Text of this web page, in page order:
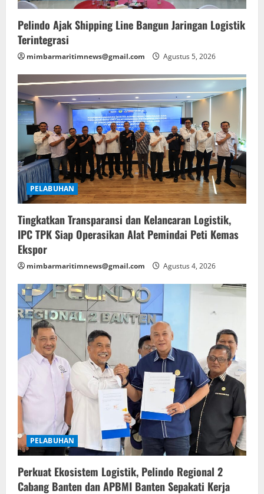
Pelindo Ajak Shipping Line Bangun Jaringan Logistik
Terintegrasi
mimbarmaritimnews@gmail.com Agustus 5, 2026
PELABUHAN
Tingkatkan Transparansi dan Kelancaran Logistik,
IPC TPK Siap Operasikan Alat Pemindai Peti Kemas
Ekspor
mimbarmaritimnews@gmail.com Agustus 4, 2026
PELABUHAN
Perkuat Ekosistem Logistik, Pelindo Regional 2
Cabang Banten dan APBMI Banten Sepakati Kerja